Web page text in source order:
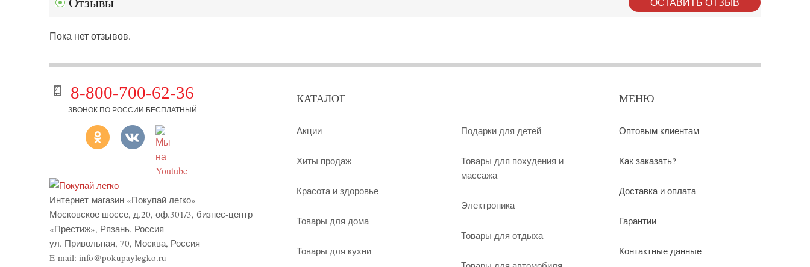
Пока нет отзывов.
8-800-700-62-36
ЗВОНОК ПО РОССИИ БЕСПЛАТНЫЙ
Интернет-магазин «Покупай легко»
Московское шоссе, д.20, оф.301/3, бизнес-центр
«Престиж», Рязань, Россия
ул. Привольная, 70, Москва, Россия
E-mail: info@pokupaylegko.ru
КАТАЛОГ
Акции
Хиты продаж
Красота и здоровье
Товары для дома
Товары для кухни
Подарки для детей
Товары для похудения и
массажа
Электроника
Товары для отдыха
МЕНЮ
Оптовым клиентам
Как заказать?
Доставка и оплата
Гарантии
Контактные данные